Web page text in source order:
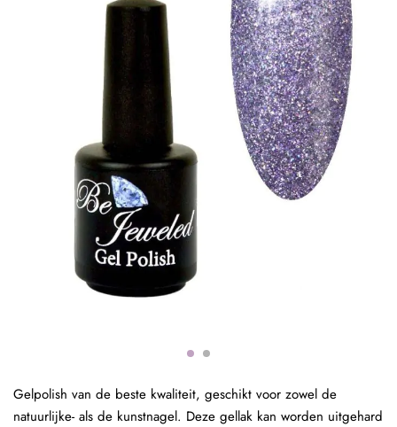
Gelpolish van de beste kwaliteit, geschikt voor zowel de
natuurlijke- als de kunstnagel. Deze gellak kan worden uitgehard